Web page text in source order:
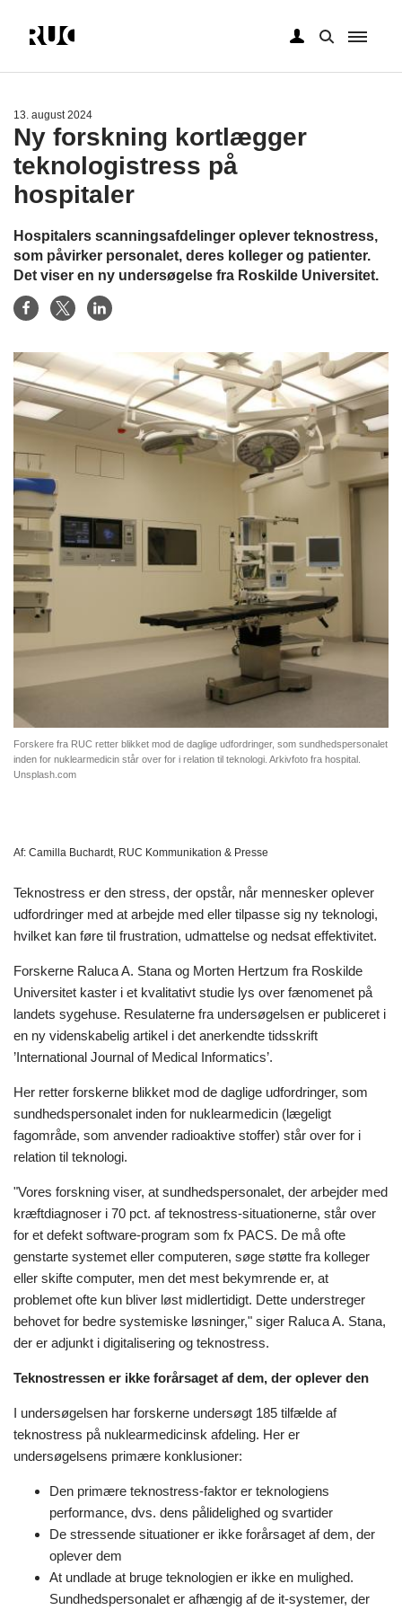
13. august 2024
Ny forskning kortlægger
teknologistress på
hospitaler
Hospitalers scanningsafdelinger oplever teknostress,
som påvirker personalet, deres kolleger og patienter.
Det viser en ny undersøgelse fra Roskilde Universitet.
Forskere fra RUC retter blikket mod de daglige udfordringer, som sundhedspersonalet
inden for nuklearmedicin står over for i relation til teknologi. Arkivfoto fra hospital.
Unsplash.com
Af: Camilla Buchardt, RUC Kommunikation & Presse
Teknostress er den stress, der opstår, når mennesker oplever
udfordringer med at arbejde med eller tilpasse sig ny teknologi,
hvilket kan føre til frustration, udmattelse og nedsat effektivitet.
Forskerne Raluca A. Stana og Morten Hertzum fra Roskilde
Universitet kaster i et kvalitativt studie lys over fænomenet på
landets sygehuse. Resulaterne fra undersøgelsen er publiceret i
en ny videnskabelig artikel i det anerkendte tidsskrift
’International Journal of Medical Informatics’.
Her retter forskerne blikket mod de daglige udfordringer, som
sundhedspersonalet inden for nuklearmedicin (lægeligt
fagområde, som anvender radioaktive stoffer) står over for i
relation til teknologi.
"Vores forskning viser, at sundhedspersonalet, der arbejder med
kræftdiagnoser i 70 pct. af teknostress-situationerne, står over
for et defekt software-program som fx PACS. De må ofte
genstarte systemet eller computeren, søge støtte fra kolleger
eller skifte computer, men det mest bekymrende er, at
problemet ofte kun bliver løst midlertidigt. Dette understreger
behovet for bedre systemiske løsninger," siger Raluca A. Stana,
der er adjunkt i digitalisering og teknostress.
Teknostressen er ikke forårsaget af dem, der oplever den
I undersøgelsen har forskerne undersøgt 185 tilfælde af
teknostress på nuklearmedicinsk afdeling. Her er
undersøgelsens primære konklusioner:
Den primære teknostress-faktor er teknologiens
performance, dvs. dens pålidelighed og svartider
De stressende situationer er ikke forårsaget af dem, der
oplever dem
At undlade at bruge teknologien er ikke en mulighed.
Sundhedspersonalet er afhængig af de it-systemer, der